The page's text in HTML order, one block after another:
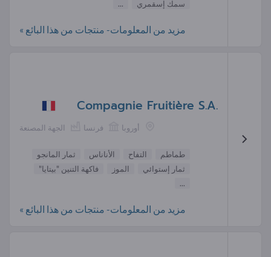
سمك إسقمري
...
مزيد من المعلومات- منتجات من هذا البائع »
Compagnie Fruitière S.A.
الجهة المصنعة فرنسا أوروبا
طماطم التفاح الأناناس
ثمار المانجو
ثمار إستوائي
الموز
فاكهة التنين "بيتايا"
...
مزيد من المعلومات- منتجات من هذا البائع »